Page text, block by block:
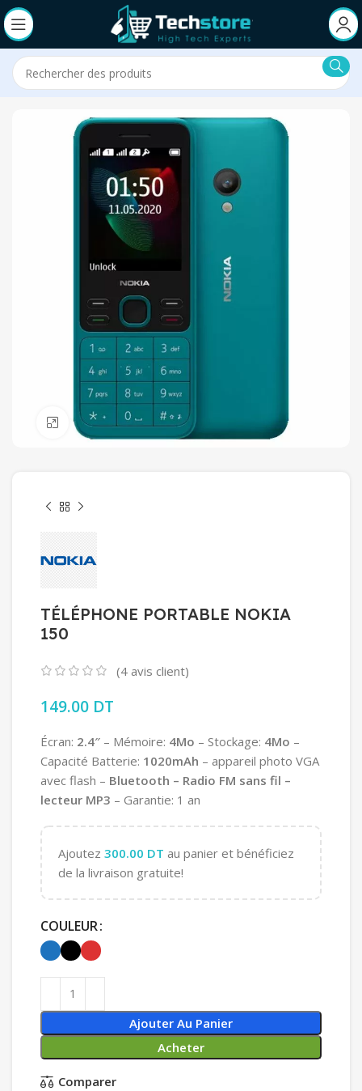
Click to enlarge
TÉLÉPHONE PORTABLE NOKIA
150
(4 avis client)
149.00 DT
Écran: 2.4″ – Mémoire: 4Mo – Stockage: 4Mo –
Capacité Batterie: 1020mAh – appareil photo VGA
avec flash – Bluetooth – Radio FM sans fil –
lecteur MP3 – Garantie: 1 an
Ajoutez 300.00 DT au panier et bénéficiez
de la livraison gratuite!
COULEUR
Ajouter Au Panier
Acheter
Comparer